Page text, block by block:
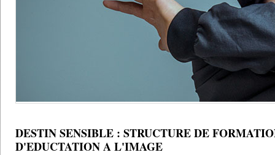
DESTIN SENSIBLE : STRUCTURE DE
D'EDUCTATION A L'IMAGE